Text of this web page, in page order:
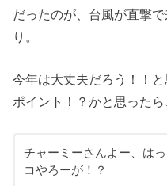
だったのが、台風が直撃
り。
今年は大丈夫だろう！！
ポイント！？かと思った
チャーミーさんよー、は
コやろーが！？